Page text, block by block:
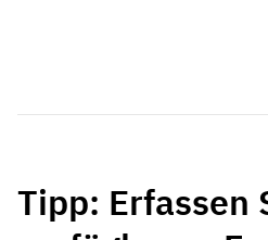
Tipp: Erfassen